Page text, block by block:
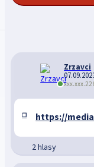
Zrzavci
https://
2 hlasy